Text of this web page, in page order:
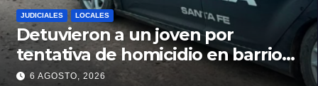
JUDICIALES LOCALES
Detuvieron a un joven por
tentativa de homicidio en barrio
12 de Octubre
6 AGOSTO, 2026